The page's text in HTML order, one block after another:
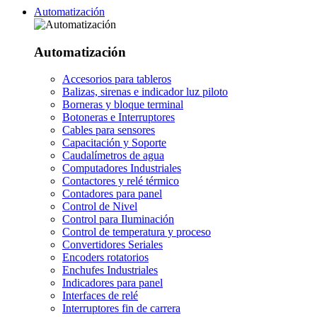
Automatización
Automatización
Accesorios para tableros
Balizas, sirenas e indicador luz piloto
Borneras y bloque terminal
Botoneras e Interruptores
Cables para sensores
Capacitación y Soporte
Caudalímetros de agua
Computadores Industriales
Contactores y relé térmico
Contadores para panel
Control de Nivel
Control para Iluminación
Control de temperatura y proceso
Convertidores Seriales
Encoders rotatorios
Enchufes Industriales
Indicadores para panel
Interfaces de relé
Interruptores fin de carrera